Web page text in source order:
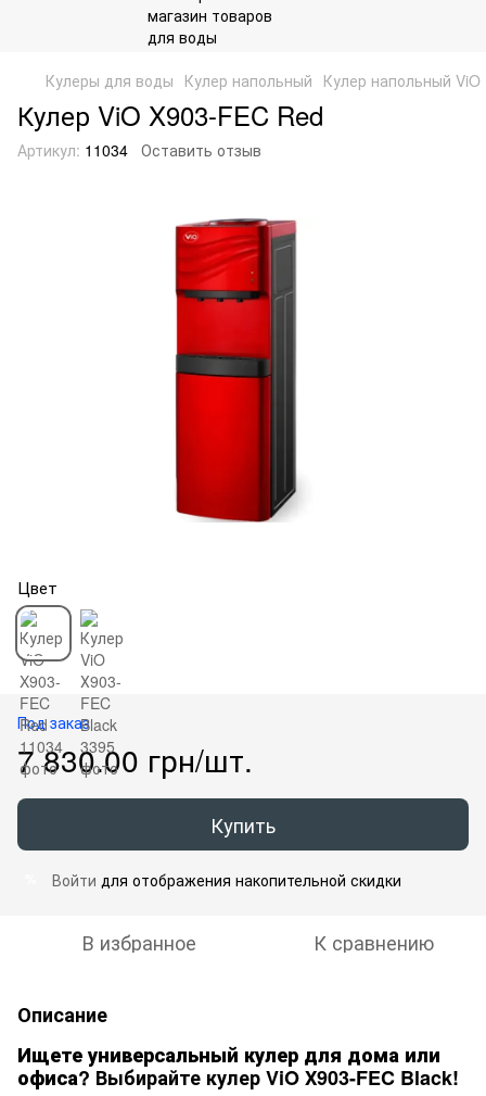
Кулеры для воды Кулер напольный Кулер напольный ViO
Кулер ViO X903-FEC Red
Артикул: 11034 Оставить отзыв
Цвет
Под заказ
7 830.00 грн/шт.
Купить
Войти для отображения накопительной скидки
В избранное К сравнению
Описание
Ищете универсальный кулер для дома или
офиса? Выбирайте кулер ViO Х903-FEC Black!